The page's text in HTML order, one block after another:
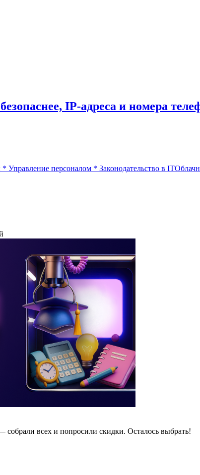
IP-адреса и номера
* Управление персоналом * Законодательство в IT
всех и попросили скидки. Осталось выбрать!